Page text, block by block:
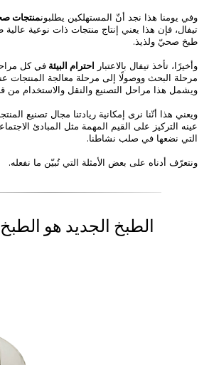
وفي يومنا هذا نجد أنّ المستهلكين يطلبونمنتجات
تيفال، فإن هذا يعني إنتاج منتجات ذات نوعية
طبخ صحيّ ولذيذ.
وأخيرًا، تأخذ تيفال بالاعتبار احترام البيئة في كل
مرحلة البحث ووصولًا إلى مرحلة معالجة المنتجات
ويشمل هذا مراحل التصنيع والنقل والاستخدام من
ويعني هذا أنّنا نرى إمكانية ريادتنا مجال تصنيع
عينه التركيز على القيم المهمة مثل المبادئ
التي نضعها في صلب نشاطنا.
ونتعرّف أدناه على بعض الأمثلة التي تُبيّن ما نفعله.
الطبخ الجديد هو